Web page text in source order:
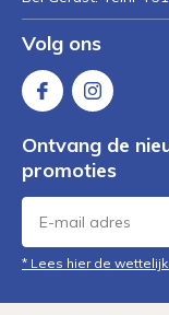
Volg ons
Ontvang de
promoties
* Lees hier de